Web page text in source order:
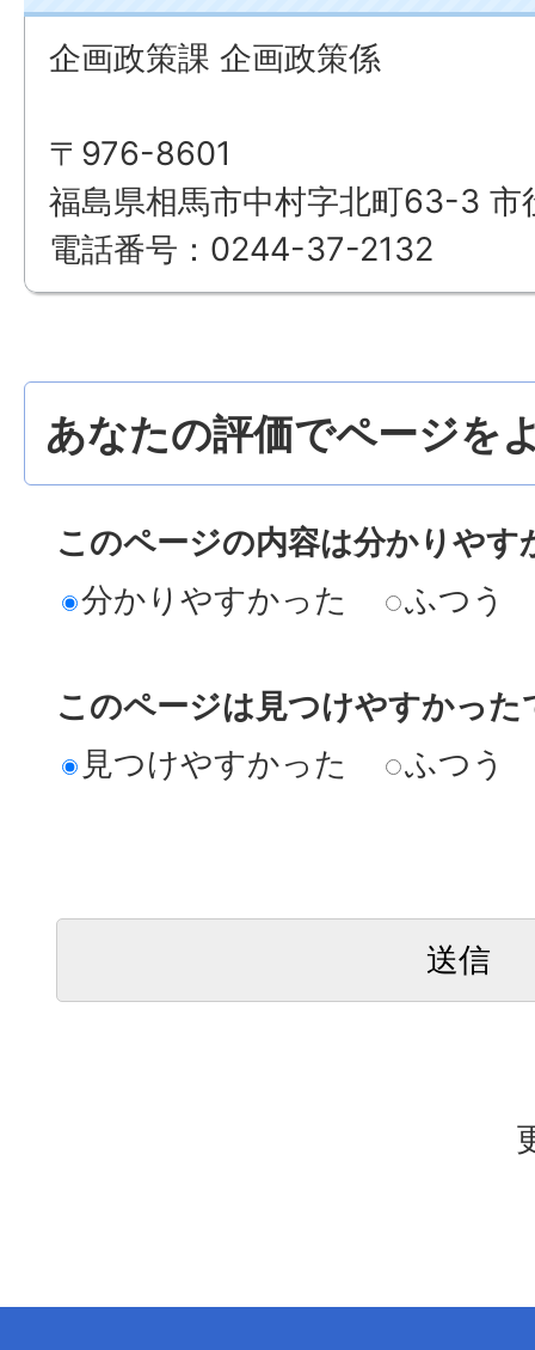
企画政策課 企画政策係
〒976-8601
福島県相馬市中村字北町63-3 市
電話番号：0244-37-2132
あなたの評価でページを
このページの内容は分かりやす
分かりやすかった
ふつう
このページは見つけやすかった
見つけやすかった
ふつう